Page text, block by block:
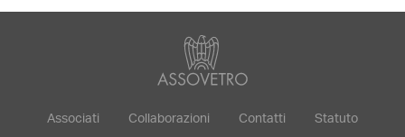
Associati Collaborazioni Contatti Statuto